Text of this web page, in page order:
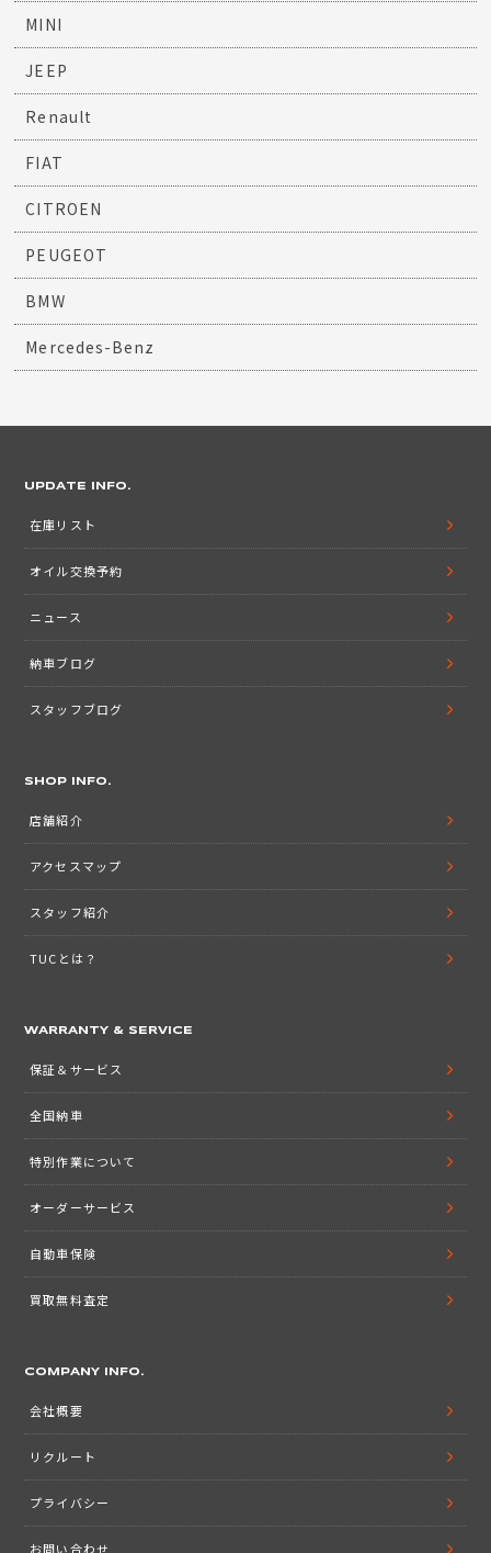
MINI
JEEP
Renault
FIAT
CITROEN
PEUGEOT
BMW
Mercedes-Benz
UPDATE INFO.
在庫リスト
オイル交換予約
ニュース
納車ブログ
スタッフブログ
SHOP INFO.
店舗紹介
アクセスマップ
スタッフ紹介
TUCとは？
WARRANTY & SERVICE
保証＆サービス
全国納車
特別作業について
オーダーサービス
自動車保険
買取無料査定
COMPANY INFO.
会社概要
リクルート
プライバシー
お問い合わせ